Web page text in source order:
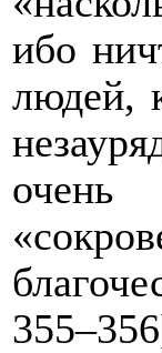
ибо
людей,
355